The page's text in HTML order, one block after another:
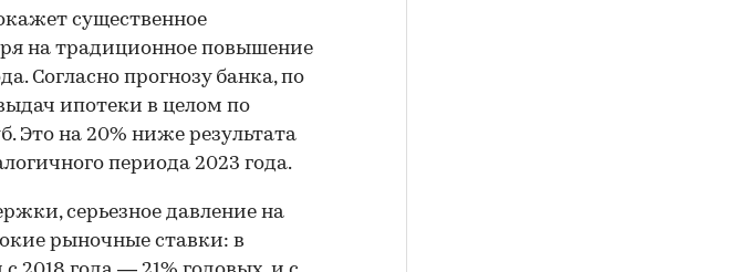
существенное
на традиционное повышение
Согласно прогнозу банка, по
ипотеки в целом по
Это на 20% ниже результата
периода 2023 года.
серьезное давление на
рыночные ставки: в